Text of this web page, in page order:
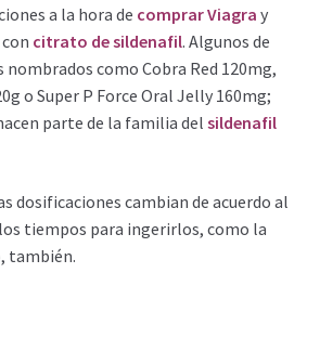
a la hora de comprar Viagra y
citrato de sildenafil. Algunos de
como Cobra Red 120mg,
o Super P Force Oral Jelly 160mg;
parte de la familia del sildenafil
dosificaciones cambian de acuerdo al
tiempos para ingerirlos, como la
también.